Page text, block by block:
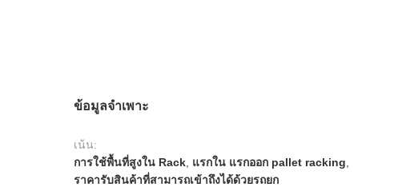
ข้อมูลจำเพาะ
เน้น:
การใช้พื้นที่สูงใน Rack แรกใน แรกออก pallet racking
ราคารับสินค้าที่สามารถเข้าถึงได้ด้วยรถยก